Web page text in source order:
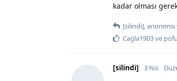
kadar olması
[silindi],anonimsi
Cagla1903ve
[silindi] 3 Nis